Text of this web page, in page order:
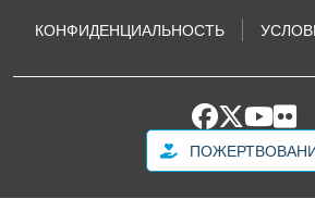
КОНФИДЕНЦИАЛЬНОСТЬ